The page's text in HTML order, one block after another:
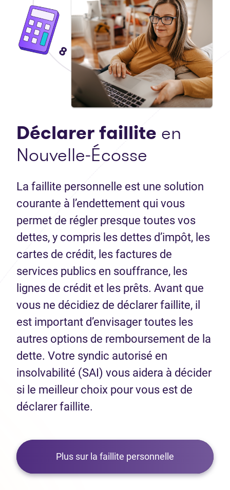
Déclarer faillite en
Nouvelle-Écosse
La faillite personnelle est une solution
courante à l’endettement qui vous
permet de régler presque toutes vos
dettes, y compris les dettes d’impôt, les
cartes de crédit, les factures de
services publics en souffrance, les
lignes de crédit et les prêts. Avant que
vous ne décidiez de déclarer faillite, il
est important d’envisager toutes les
autres options de remboursement de la
dette. Votre syndic autorisé en
insolvabilité (SAI) vous aidera à décider
si le meilleur choix pour vous est de
déclarer faillite.
Plus sur la faillite personnelle